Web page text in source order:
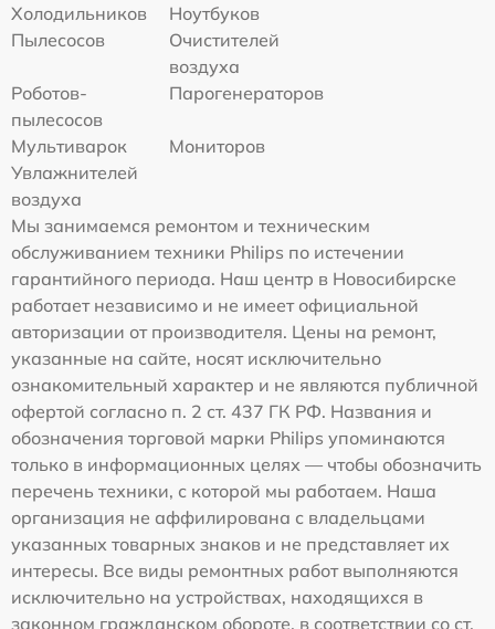
Холодильников
Ноутбуков
Пылесосов
Очистителей
воздуха
Роботов-
пылесосов
Парогенераторов
Мультиварок
Мониторов
Увлажнителей
воздуха
Мы занимаемся ремонтом и техническим
обслуживанием техники Philips по истечении
гарантийного периода. Наш центр в Новосибирске
работает независимо и не имеет официальной
авторизации от производителя. Цены на ремонт,
указанные на сайте, носят исключительно
ознакомительный характер и не являются публичной
офертой согласно п. 2 ст. 437 ГК РФ. Названия и
обозначения торговой марки Philips упоминаются
только в информационных целях — чтобы обозначить
перечень техники, с которой мы работаем. Наша
организация не аффилирована с владельцами
указанных товарных знаков и не представляет их
интересы. Все виды ремонтных работ выполняются
исключительно на устройствах, находящихся в
законном гражданском обороте, в соответствии со ст.